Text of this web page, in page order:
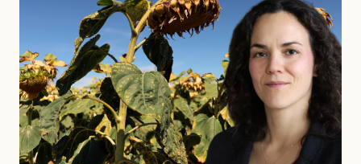
Jonas Lundström
Publicerad24 July, 2026
Jesper Lundby
Publicerad15 July, 2026
Uppdaterad15 July, 2026